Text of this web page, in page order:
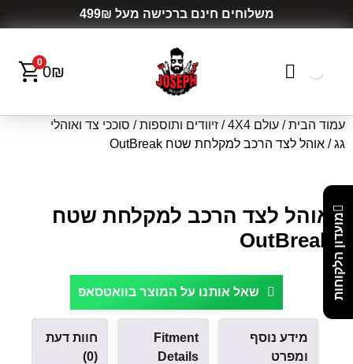
משלוחים חינם ברכישה מעל 499₪
0
0₪
מועדון הלקוחות
עמוד הבית/ עולם 4X4 / זיוודים ותוספות/ סוככי צד ואוהלי
גג/ אוהל לצד הרכב למקלחת שטח OutBreak
אוהל לצד הרכב למקלחת שטח
OutBreak
שאל אותנו על המוצר בוואטסאפ
מידע נוסף
ומפרט
Fitment
Details
חוות דעת
(0)